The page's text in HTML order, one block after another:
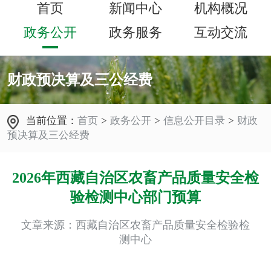
首页 新闻中心
机构概况
政务公开
政务服务 互动交流
财政预决算及三公经费
当前位置：首页 > 政务公开 > 信息公开目录 > 财政
预决算及三公经费
2026年西藏自治区农畜产品质量安全检
验检测中心部门预算
文章来源：西藏自治区农畜产品质量安全检验检
测中心